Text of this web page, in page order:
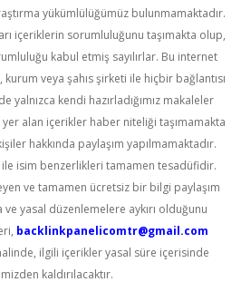
yükümlülüğümüz bulunmamaktadır.
içeriklerin sorumluluğunu taşımakta olup,
kabul etmiş sayılırlar. Bu internet
veya şahıs şirketi ile hiçbir bağlantısı
yalnızca kendi hazırladığımız makaleler
yer alan içerikler haber niteliği taşımamakta
hakkında paylaşım yapılmamaktadır.
isim benzerlikleri tamamen tesadüfidir.
ve tamamen ücretsiz bir bilgi paylaşım
yasal düzenlemelere aykırı olduğunu
backlinkpanelicomtr@gmail.com
ilgili içerikler yasal süre içerisinde
kaldırılacaktır.